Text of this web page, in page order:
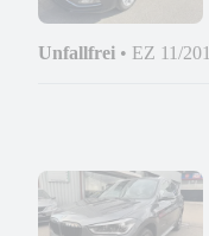
Unfallfrei • EZ 11/